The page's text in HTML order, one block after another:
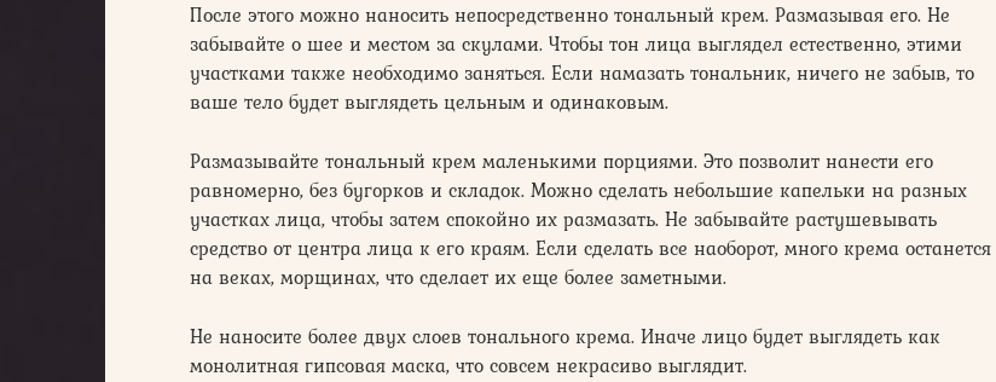
После этого можно наносить непосредственно тональный крем. Размазывая его. Не
забывайте о шее и местом за скулами. Чтобы тон лица выглядел естественно, этими
участками также необходимо заняться. Если намазать тональник, ничего не забыв, то
ваше тело будет выглядеть цельным и одинаковым.
Размазывайте тональный крем маленькими порциями. Это позволит нанести его
равномерно, без бугорков и складок. Можно сделать небольшие капельки на разных
участках лица, чтобы затем спокойно их размазать. Не забывайте растушевывать
средство от центра лица к его краям. Если сделать все наоборот, много крема останется
на веках, морщинах, что сделает их еще более заметными.
Не наносите более двух слоев тонального крема. Иначе лицо будет выглядеть как
монолитная гипсовая маска, что совсем некрасиво выглядит.